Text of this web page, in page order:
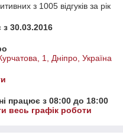
з 1005 відгуків за рік
30.03.2016
1, Дніпро, Україна
працює з 08:00 до 18:00
весь графік роботи